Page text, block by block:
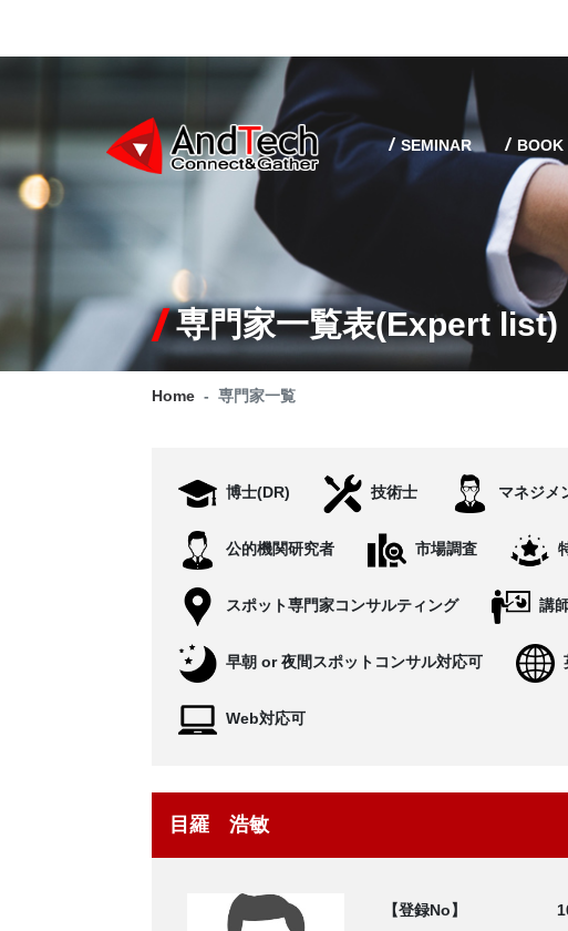
SEMINAR BOOK
専門家一覧表(Expert list)
Home 専門家一覧
博士(DR) 技術士 マネジメ
公的機関研究者 市場調査
スポット専門家コンサルティング 講
早朝 or 夜間スポットコンサル対応可
Web対応可
目羅 浩敏
【登録No】